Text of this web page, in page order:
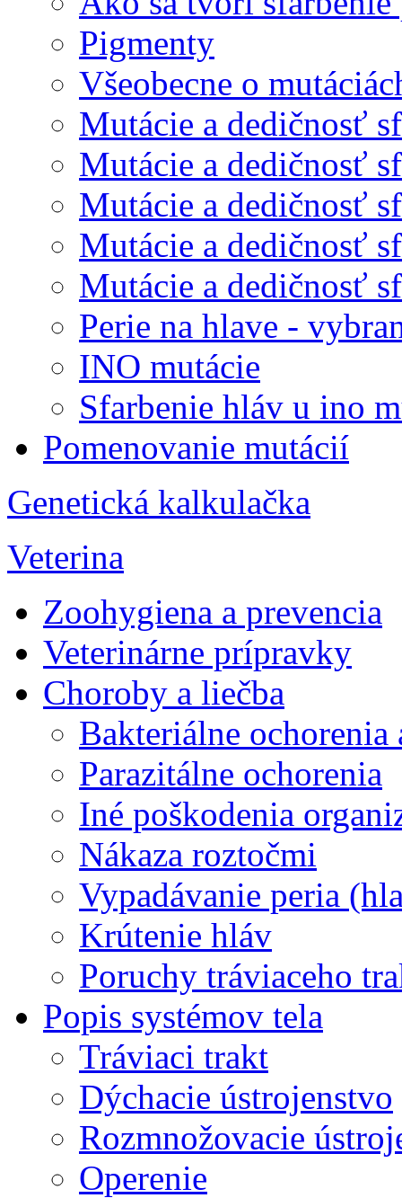
Pigmenty
Všeobecne o
Mutácie a dedičnosť
Mutácie a dedičnosť
Mutácie a dedičnosť
Mutácie a dedičnosť
Mutácie a dedičnosť
Perie na hlave -
INO mutácie
Sfarbenie hláv u ino
Pomenovanie mutácií
Genetická kalkulačka
Veterina
Zoohygiena a prevencia
Veterinárne prípravky
Choroby a liečba
Bakteriálne ochorenia
Parazitálne ochorenia
Iné poškodenia
Nákaza roztočmi
Vypadávanie peria
Krútenie hláv
Poruchy tráviaceho
Popis systémov tela
Tráviaci trakt
Dýchacie ústrojenstvo
Rozmnožovacie
Operenie